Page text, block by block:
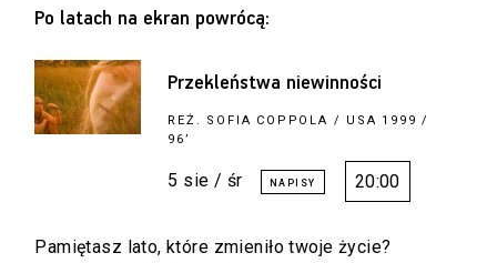
Po latach na ekran powrócą:
Przekleństwa niewinności
REŻ. SOFIA COPPOLA / USA 1999 /
96’
5 sie / śr 20:00
Pamiętasz lato, które zmieniło twoje życie?